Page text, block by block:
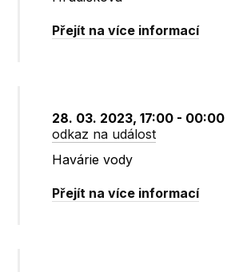
Přejít na více informací
28. 03. 2023, 17:00 - 00:00
odkaz na událost
Havárie vody
Přejít na více informací